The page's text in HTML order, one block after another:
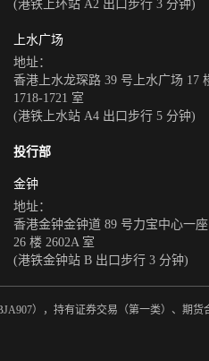
(港铁上环站 A2 出口步行 3 分钟)
上水广场
地址：
香港上水龙琛路 39 号上水广场 17
1718-1721 室
(港铁上水站 A4 出口步行 5 分钟)
投行部
金钟
地址：
香港金钟金钟道 89 号力宝中心一座
26 楼 2602A 室
(港铁金钟站 B 出口步行 3 分钟)
），持有证券交易（第一类）、期